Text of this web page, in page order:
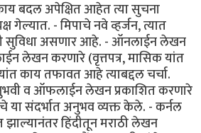
बदल अपेक्षित आहेत त्या सुचना
गेल्यात. - मिपाचे नवे व्हर्जन, त्यात
सुविधा असणार आहे. - ऑनलाईन लेखन
लेखन करणारे (वृत्तपत्र, मासिक यांत
यांत काय तफावत आहे त्याबद्दल चर्चा.
व ऑफलाईन लेखन प्रकाशित करणारे
या संदर्भात अनुभव व्यक्त केले. - कर्नल
झाल्यानंतर हिंदीतून मराठी लेखन